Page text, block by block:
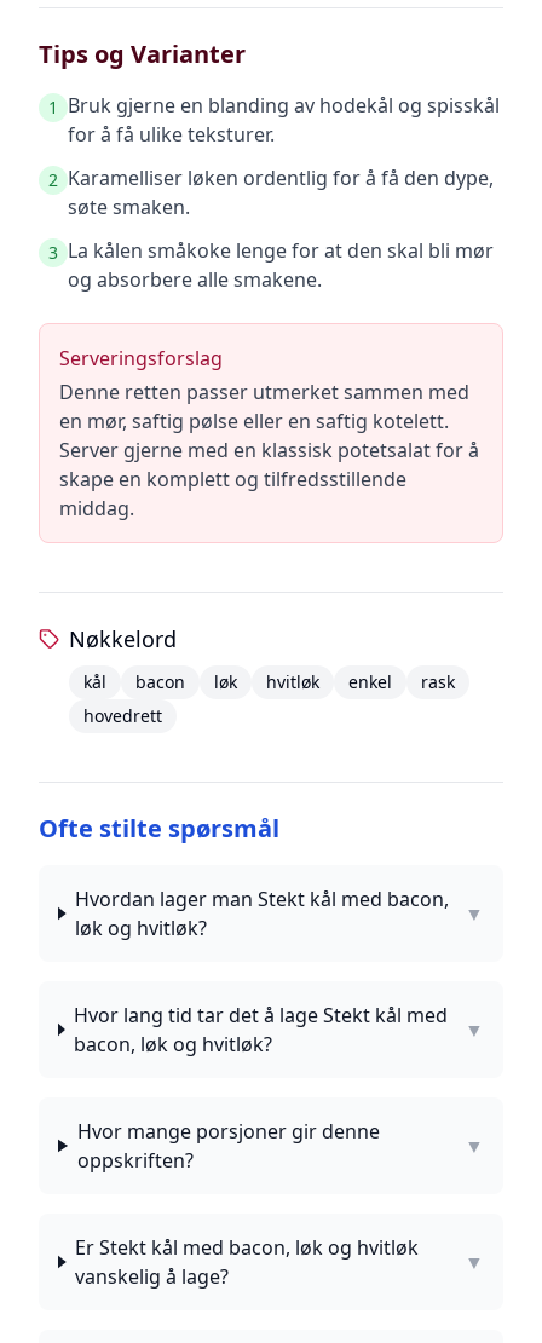
Tips og Varianter
1
Bruk gjerne en blanding av hodekål og spisskål
for å få ulike teksturer.
2 Karamelliser løken ordentlig for å få den dype,
søte smaken.
3 La kålen småkoke lenge for at den skal bli mør
og absorbere alle smakene.
Serveringsforslag
Denne retten passer utmerket sammen med
en mør, saftig pølse eller en saftig kotelett.
Server gjerne med en klassisk potetsalat for å
skape en komplett og tilfredsstillende
middag.
Nøkkelord
kål bacon løk hvitløk enkel
rask
hovedrett
Ofte stilte spørsmål
Hvordan lager man Stekt kål med bacon,
løk og hvitløk?
▼
Hvor lang tid tar det å lage Stekt kål med
bacon, løk og hvitløk?
▼
Hvor mange porsjoner gir denne
oppskriften?
▼
Er Stekt kål med bacon, løk og hvitløk
vanskelig å lage?
▼